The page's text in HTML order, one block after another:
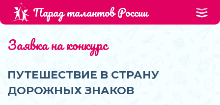
Парад талантов России
Заявка на конкурс
ПУТЕШЕСТВИЕ В СТРАНУ
ДОРОЖНЫХ ЗНАКОВ